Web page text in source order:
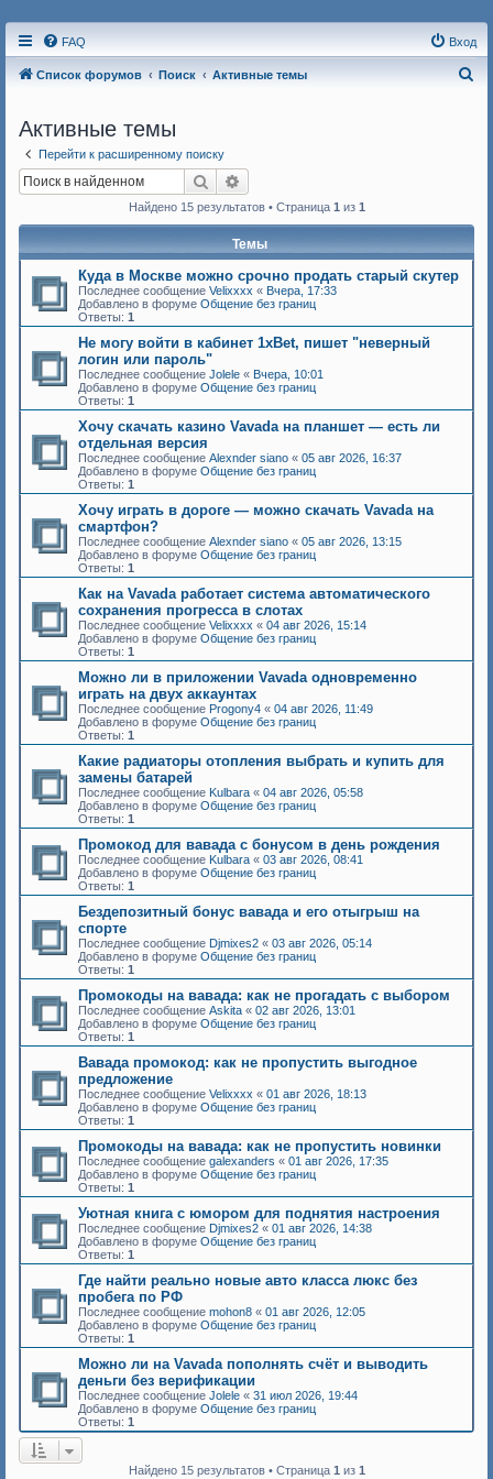
FAQ Вход
Список форумов Поиск Активные темы
Активные темы
Перейти к расширенному поиску
Поиск
Найдено 15 результатов • Страница 1 из 1
Темы
Куда в Москве можно срочно продать старый скутер
Последнее сообщение Velixxxx « Вчера, 17:33
Добавлено в форуме Общение без границ
Ответы: 1
Не могу войти в кабинет 1xBet, пишет "неверный
логин или пароль"
Последнее сообщение Jolele « Вчера, 10:01
Добавлено в форуме Общение без границ
Ответы: 1
Хочу скачать казино Vavada на планшет — есть ли
отдельная версия
Последнее сообщение Alexnder siano « 05 авг 2026, 16:37
Добавлено в форуме Общение без границ
Ответы: 1
Хочу играть в дороге — можно скачать Vavada на
смартфон?
Последнее сообщение Alexnder siano « 05 авг 2026, 13:15
Добавлено в форуме Общение без границ
Ответы: 1
Как на Vavada работает система автоматического
сохранения прогресса в слотах
Последнее сообщение Velixxxx « 04 авг 2026, 15:14
Добавлено в форуме Общение без границ
Ответы: 1
Можно ли в приложении Vavada одновременно
играть на двух аккаунтах
Последнее сообщение Progony4 « 04 авг 2026, 11:49
Добавлено в форуме Общение без границ
Ответы: 1
Какие радиаторы отопления выбрать и купить для
замены батарей
Последнее сообщение Kulbara « 04 авг 2026, 05:58
Добавлено в форуме Общение без границ
Ответы: 1
Промокод для вавада с бонусом в день рождения
Последнее сообщение Kulbara « 03 авг 2026, 08:41
Добавлено в форуме Общение без границ
Ответы: 1
Бездепозитный бонус вавада и его отыгрыш на
спорте
Последнее сообщение Djmixes2 « 03 авг 2026, 05:14
Добавлено в форуме Общение без границ
Ответы: 1
Промокоды на вавада: как не прогадать с выбором
Последнее сообщение Askita « 02 авг 2026, 13:01
Добавлено в форуме Общение без границ
Ответы: 1
Вавада промокод: как не пропустить выгодное
предложение
Последнее сообщение Velixxxx « 01 авг 2026, 18:13
Добавлено в форуме Общение без границ
Ответы: 1
Промокоды на вавада: как не пропустить новинки
Последнее сообщение galexanders « 01 авг 2026, 17:35
Добавлено в форуме Общение без границ
Ответы: 1
Уютная книга с юмором для поднятия настроения
Последнее сообщение Djmixes2 « 01 авг 2026, 14:38
Добавлено в форуме Общение без границ
Ответы: 1
Где найти реально новые авто класса люкс без
пробега по РФ
Последнее сообщение mohon8 « 01 авг 2026, 12:05
Добавлено в форуме Общение без границ
Ответы: 1
Можно ли на Vavada пополнять счёт и выводить
деньги без верификации
Последнее сообщение Jolele « 31 июл 2026, 19:44
Добавлено в форуме Общение без границ
Ответы: 1
Найдено 15 результатов • Страница 1 из 1